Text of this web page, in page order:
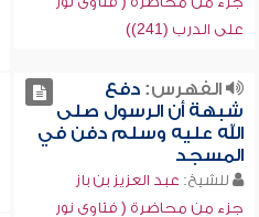
على الدرب (241))
الفهرس:دفع
شبهة أن الرسول صلى
الله عليه وسلم دفن في
المسجد
للشيخ: عبد العزيز بن باز
جزء من محاضرة ( فتاوى نور